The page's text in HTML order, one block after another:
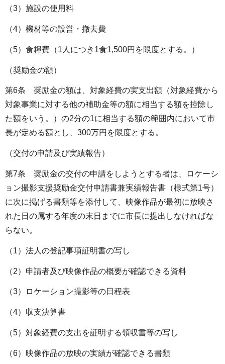
（3）施設の使用料
（4）機材等の設営・撤去費
（5）食糧費（1人につき1食1,500円を限度とする。）
（奨励金の額）
第6条 奨励金の額は、対象経費の実支出額（対象経費から
対象事業に対する他の補助金等の額に相当する額を控除し
た額をいう。）の2分の1に相当する額の範囲内において市
長が定める額とし、300万円を限度とする。
（交付の申請及び実績報告）
第7条 奨励金の交付の申請をしようとする者は、ロケーシ
ョン撮影支援奨励金交付申請書兼実績報告書（様式第1号）
に次に掲げる書類等を添付して、映像作品が最初に放映さ
れた日の属する年度の末日までに市長に提出しなければな
らない。
（1）法人の登記事項証明書の写し
（2）申請者及び映像作品の概要が確認できる資料
（3）ロケーション撮影等の日程表
（4）収支決算書
（5）対象経費の支出を証明する領収書等の写し
（6）映像作品の放映の実績が確認できる書類